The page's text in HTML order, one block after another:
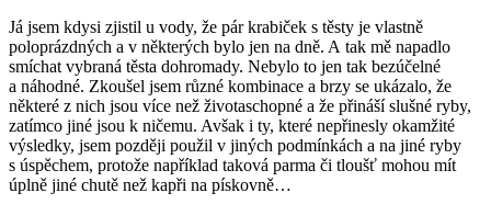
Já jsem kdysi zjistil u vody, že pár krabiček s těsty je vlastně
poloprázdných a v některých bylo jen na dně. A tak mě napadlo
smíchat vybraná těsta dohromady. Nebylo to jen tak bezúčelné
a náhodné. Zkoušel jsem různé kombinace a brzy se ukázalo, že
některé z nich jsou více než životaschopné a že přináší slušné ryby,
zatímco jiné jsou k ničemu. Avšak i ty, které nepřinesly okamžité
výsledky, jsem později použil v jiných podmínkách a na jiné ryby
s úspěchem, protože například taková parma či tloušť mohou mít
úplně jiné chutě než kapři na pískovně…